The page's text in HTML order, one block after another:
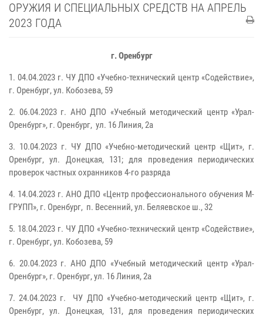
ОРУЖИЯ И СПЕЦИАЛЬНЫХ СРЕДСТВ НА АПРЕЛЬ
2023 ГОДА
г. Оренбург
1. 04.04.2023 г. ЧУ ДПО «Учебно-технический центр «Содействие»,
г. Оренбург, ул. Кобозева, 59
2. 06.04.2023 г. АНО ДПО «Учебный методический центр «Урал-
Оренбург», г. Оренбург, ул. 16 Линия, 2а
3. 10.04.2023 г. ЧУ ДПО «Учебно-методический центр «Щит», г.
Оренбург, ул. Донецкая, 131; для проведения периодических
проверок частных охранников 4-го разряда
4. 14.04.2023 г. АНО ДПО «Центр профессионального обучения М-
ГРУПП», г. Оренбург, п. Весенний, ул. Беляевское ш., 32
5. 18.04.2023 г. ЧУ ДПО «Учебно-технический центр «Содействие»,
г. Оренбург, ул. Кобозева, 59
6. 20.04.2023 г. АНО ДПО «Учебный методический центр «Урал-
Оренбург», г. Оренбург, ул. 16 Линия, 2а
7.24.04.2023 г. ЧУ ДПО «Учебно-методический центр «Щит», г.
Оренбург, ул. Донецкая, 131, для проведения периодических